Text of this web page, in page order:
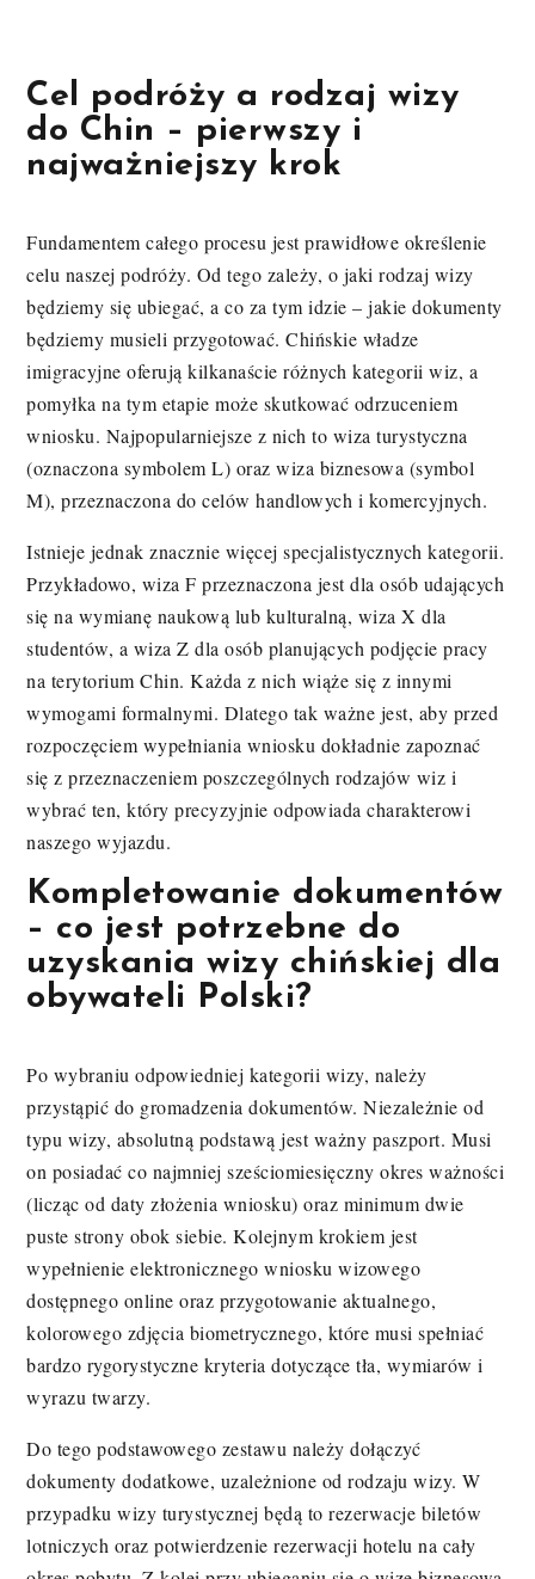
Cel podróży a rodzaj wizy
do Chin – pierwszy i
najważniejszy krok
Fundamentem całego procesu jest prawidłowe określenie
celu naszej podróży. Od tego zależy, o jaki rodzaj wizy
będziemy się ubiegać, a co za tym idzie – jakie dokumenty
będziemy musieli przygotować. Chińskie władze
imigracyjne oferują kilkanaście różnych kategorii wiz, a
pomyłka na tym etapie może skutkować odrzuceniem
wniosku. Najpopularniejsze z nich to wiza turystyczna
(oznaczona symbolem L) oraz wiza biznesowa (symbol
M), przeznaczona do celów handlowych i komercyjnych.
Istnieje jednak znacznie więcej specjalistycznych kategorii.
Przykładowo, wiza F przeznaczona jest dla osób udających
się na wymianę naukową lub kulturalną, wiza X dla
studentów, a wiza Z dla osób planujących podjęcie pracy
na terytorium Chin. Każda z nich wiąże się z innymi
wymogami formalnymi. Dlatego tak ważne jest, aby przed
rozpoczęciem wypełniania wniosku dokładnie zapoznać
się z przeznaczeniem poszczególnych rodzajów wiz i
wybrać ten, który precyzyjnie odpowiada charakterowi
naszego wyjazdu.
Kompletowanie dokumentów
– co jest potrzebne do
uzyskania wizy chińskiej dla
obywateli Polski?
Po wybraniu odpowiedniej kategorii wizy, należy
przystąpić do gromadzenia dokumentów. Niezależnie od
typu wizy, absolutną podstawą jest ważny paszport. Musi
on posiadać co najmniej sześciomiesięczny okres ważności
(licząc od daty złożenia wniosku) oraz minimum dwie
puste strony obok siebie. Kolejnym krokiem jest
wypełnienie elektronicznego wniosku wizowego
dostępnego online oraz przygotowanie aktualnego,
kolorowego zdjęcia biometrycznego, które musi spełniać
bardzo rygorystyczne kryteria dotyczące tła, wymiarów i
wyrazu twarzy.
Do tego podstawowego zestawu należy dołączyć
dokumenty dodatkowe, uzależnione od rodzaju wizy. W
przypadku wizy turystycznej będą to rezerwacje biletów
lotniczych oraz potwierdzenie rezerwacji hotelu na cały